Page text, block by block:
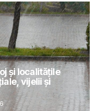
și localitățile
vijelii și